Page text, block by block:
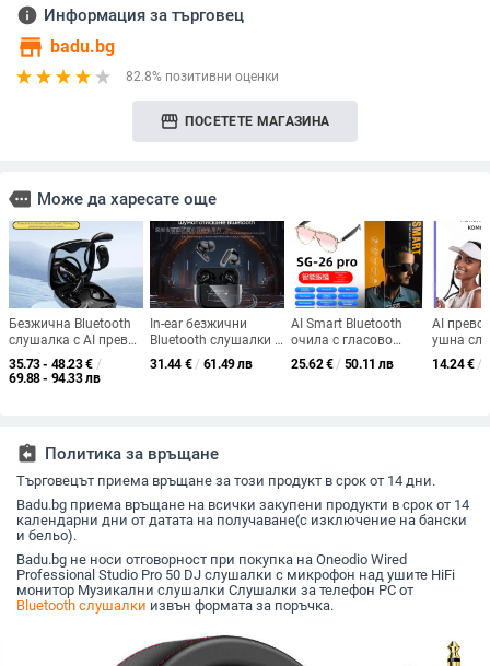
info Информация за търговец
store badu.bg
82.8% позитивни оценки
storefront ПОСЕТЕТЕ МАГАЗИНА
more Може да харесате още
Безжична Bluetooth
слушалка с AI превод
и мултиезичен
синхронен превод,
4–8 ч батерия
35.73 - 48.23€ /
69.88 - 94.33 лв
In-ear безжични
Bluetooth слушалки с
ANC+ENC и сенсорен
екран, Bluetooth 5.3,
31.44 € / 61.49 лв
AI Smart Bluetooth
очила с гласово
управление, ултра
дълъг живот на
25.62€ / 50.11 лв
AI
ушна
Q22
5.3,
14.24€ /
assignment_return Политика за връщане
Търговецът приема връщане за този продукт в срок от 14 дни.
Badu.bg приема връщане на всички закупени продукти в срок от 14
календарни дни от датата на получаване(с изключение на бански
и бельо).
Badu.bg не носи отговорност при покупка на Oneodio Wired
Professional Studio Pro 50 DJ слушалки с микрофон над ушите HiFi
монитор Музикални слушалки Слушалки за телефон PC от
Bluetooth слушалки извън формата за поръчка.